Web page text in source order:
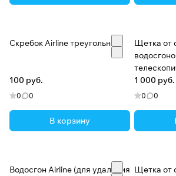
Скребок Airline треугольный
100 руб.
0 0
В корзину
Щетка от
см.)
1 000 руб.
0 0
Водосгон Airline (для удаления Щетка от